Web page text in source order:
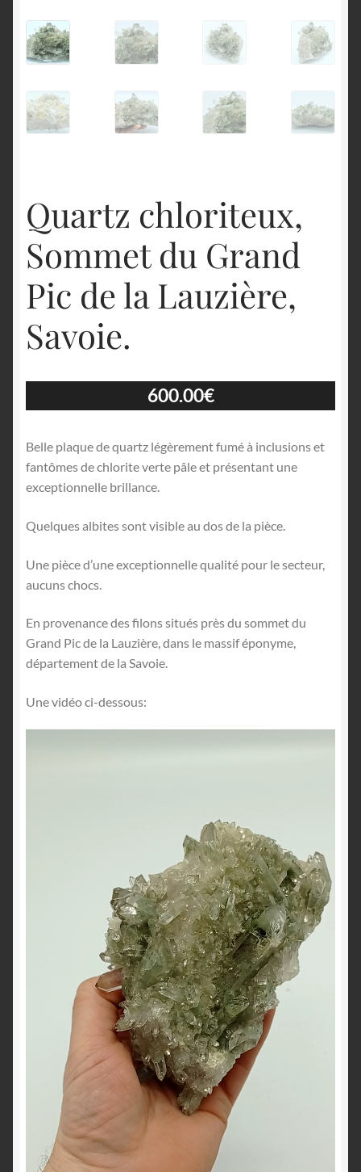
Quartz chloriteux,
Sommet du Grand
Pic de la Lauzière,
Savoie.
600.00€
Belle plaque de quartz légèrement fumé à inclusions et
fantômes de chlorite verte pâle et présentant une
exceptionnelle brillance.
Quelques albites sont visible au dos de la pièce.
Une pièce d’une exceptionnelle qualité pour le secteur,
aucuns chocs.
En provenance des filons situés près du sommet du
Grand Pic de la Lauzière, dans le massif éponyme,
département de la Savoie.
Une vidéo ci-dessous: